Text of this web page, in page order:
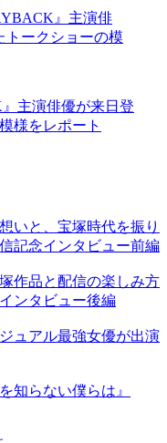
』主演俳優が来日登
様をレポート
いと、宝塚時代を振り
記念インタビュー前編
作品と配信の楽しみ方
ンタビュー後編
ュアル最強女優が出演
知らない僕らは』